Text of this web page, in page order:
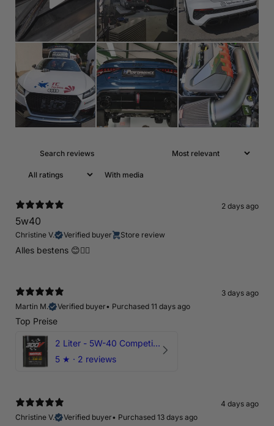
With media
2 days ago
5w40
Christine V. Verified buyer Store review
Alles bestens 😊👍🏻
3 days ago
Martin M.
Verified buyer• Purchased 11 days ago
Top Preise
2 Liter - 5W-40 Competition 300V Motul Motoröl
5 ★ · 2 reviews
4 days ago
Christine V.
Verified buyer• Purchased 13 days ago